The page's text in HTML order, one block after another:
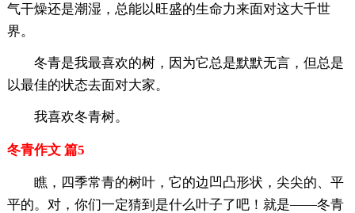
气干燥还是潮湿，总能以旺盛的生命力来面对这大千世
界。
冬青是我最喜欢的树，因为它总是默默无言，但总是
以最佳的状态去面对大家。
我喜欢冬青树。
冬青作文 篇5
瞧，四季常青的树叶，它的边凹凸形状，尖尖的、平
平的。对，你们一定猜到是什么叶子了吧！就是——冬青